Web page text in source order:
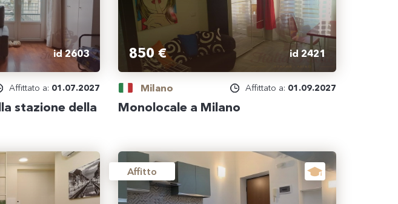
id 2603
Affittato a: 01.07.2027
stazione della
850 € id 2421
Milano Affittato a: 01.09.2027
Monolocale a Milano
Affitto